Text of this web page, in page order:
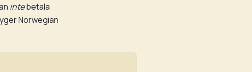
intebetala
Norwegian